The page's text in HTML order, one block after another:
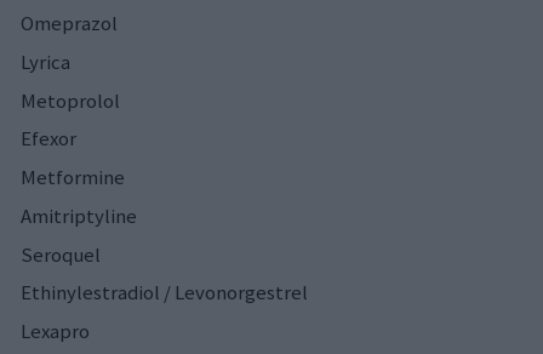
Omeprazol
Lyrica
Metoprolol
Efexor
Metformine
Amitriptyline
Seroquel
Ethinylestradiol / Levonorgestrel
Lexapro